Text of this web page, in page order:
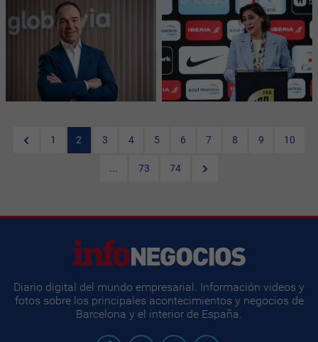
1 2 3 4 5 6 7 8 9 10
... 73 74
Diario digital del mundo empresarial. Información videos y
fotos sobre los principales acontecimientos y negocios de
Barcelona y el interior de España.